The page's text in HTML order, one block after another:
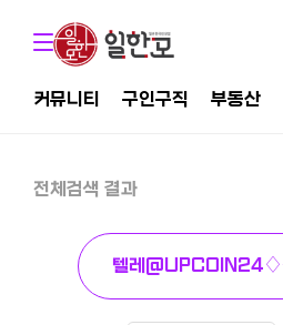
커뮤니티 구인구직 부동산
전체검색 결과